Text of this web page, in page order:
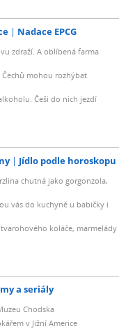
Nadace EPCG
zdraží. A oblíbená farma
mohou rozhýbat
Češi do nich jezdí
Jídlo podle horoskopu
chutná jako gorgonzola,
vás do kuchyně u babičky i
koláče, marmelády
a seriály
Chodska
v Jižní Americe